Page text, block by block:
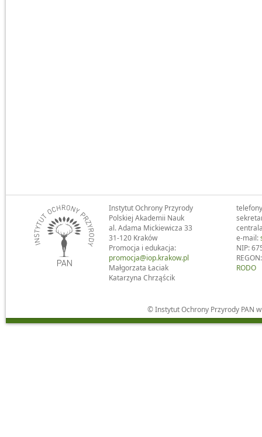
Instytut Ochrony Przyrody
Polskiej Akademii Nauk
al. Adama Mickiewicza 33
31-120 Kraków
Promocja i edukacja:
promocja@iop.krakow.pl
Małgorzata Łaciak
Katarzyna Chrząścik
e-mail:
NIP:
RODO
© Instytut Ochrony Przyrody PAN